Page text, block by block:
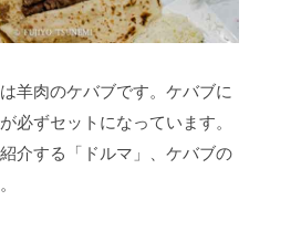
羊肉のケバブです。ケバブに
必ずセットになっています。
介する「ドルマ」、ケバブの